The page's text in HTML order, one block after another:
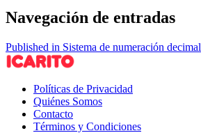
Navegación de entradas
Published in Sistema de numeración decimal
Políticas de Privacidad
Quiénes Somos
Contacto
Términos y Condiciones